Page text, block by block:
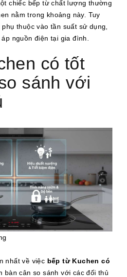
chiếc bếp từ chất lượng thường
nằm trong khoảng này. Tuy
thuộc vào tần suất sử dụng,
nguồn điện tại gia đình.
có tốt
sánh với
nhất về việc bếp từ Kuchen có
bàn cân so sánh với các đối thủ